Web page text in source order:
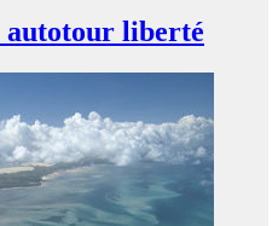
liberté